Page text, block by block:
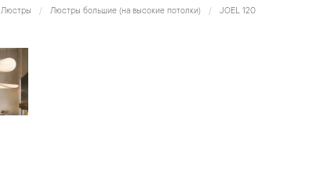
Люстры Люстры большие (на высокие потолки) JOEL 120
←